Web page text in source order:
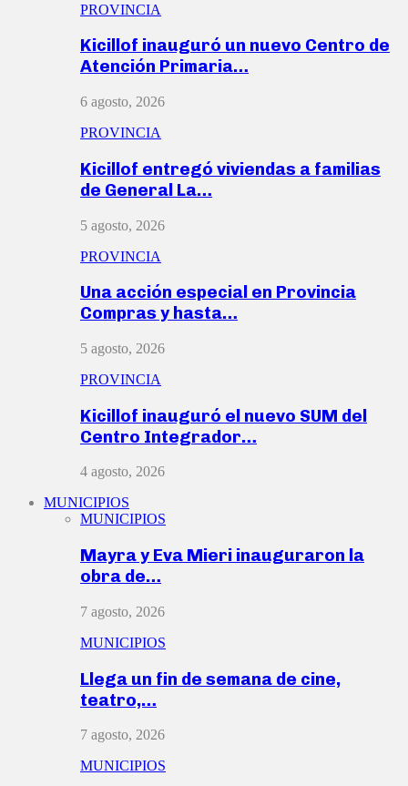
PROVINCIA
Kicillof inauguró un nuevo Centro de
Atención Primaria…
6 agosto, 2026
PROVINCIA
Kicillof entregó viviendas a familias
de General La…
5 agosto, 2026
PROVINCIA
Una acción especial en Provincia
Compras y hasta…
5 agosto, 2026
PROVINCIA
Kicillof inauguró el nuevo SUM del
Centro Integrador…
4 agosto, 2026
MUNICIPIOS
MUNICIPIOS
Mayra y Eva Mieri inauguraron la
obra de…
7 agosto, 2026
MUNICIPIOS
Llega un fin de semana de cine,
teatro,…
7 agosto, 2026
MUNICIPIOS